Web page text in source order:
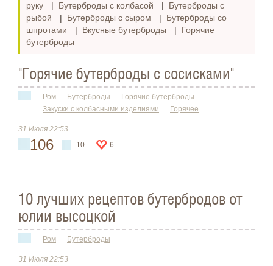
руку
| Бутерброды с колбасой | Бутерброды с
рыбой
| Бутерброды с сыром | Бутерброды со
шпротами
| Вкусные бутерброды | Горячие
бутерброды
"Горячие бутерброды с сосисками"
Ром Бутерброды
Горячие бутерброды
Закуски с колбасными изделиями
Горячее
31 Июля 22:53
106 10 6
10 лучших рецептов бутербродов от
юлии высоцкой
Ром Бутерброды
31 Июля 22:53